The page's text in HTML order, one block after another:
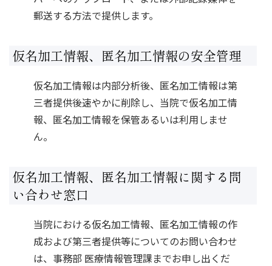
仮名加工情報、匿名加工情報の安全管理
仮名加工情報は内部分析後、匿名加工情報は第
三者提供後速やかに削除し、当院で仮名加工情
報、匿名加工情報を保管あるいは利用しませ
ん。
仮名加工情報、匿名加工情報に関する問
い合わせ窓口
当院における仮名加工情報、匿名加工情報の作
成および第三者提供等についてのお問い合わせ
は、事務部 医療情報管理課までお申し出くだ